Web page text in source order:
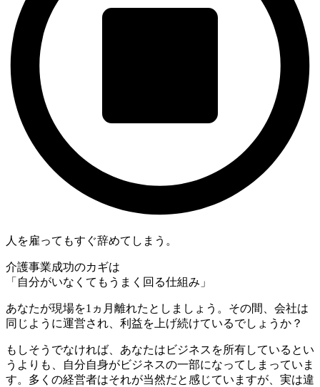
人を雇ってもすぐ辞めてしまう。
介護事業成功のカギは
「自分がいなくてもうまく回る仕組み」
あなたが現場を1ヵ月離れたとしましょう。その間、会社は
同じように運営され、利益を上げ続けているでしょうか？
もしそうでなければ、あなたはビジネスを所有しているとい
うよりも、自分自身がビジネスの一部になってしまっていま
す。多くの経営者はそれが当然だと感じていますが、実は違